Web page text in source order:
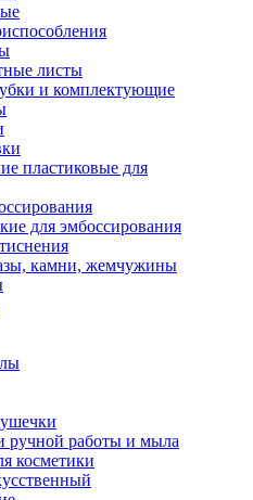
листы
и комплектующие
пластиковые для
для эмбоссирования
камни, жемчужины
ручной работы и мыла
косметики